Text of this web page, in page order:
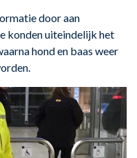
door aan
konden uiteindelijk het
hond en baas weer